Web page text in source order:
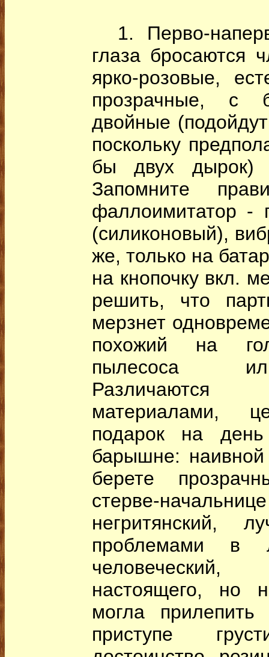
1. Перво-
глаза бросаются
ярко-розовые,
прозрачные, с
двойные
поскольку
бы двух дырок)
Запомните
фаллоимитатор -
(силиконовый),
же, только на
на кнопочку вкл.
решить, что
мерзнет
похожий на
пылесоса
материалами,
подарок на
барышне:
берете
стерве-
негритянский,
проблемами в
настоящего, но
могла
приступе